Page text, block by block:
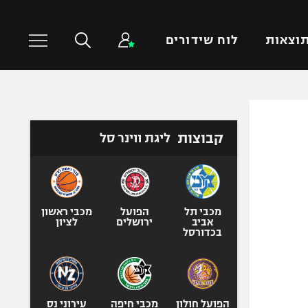
תוצאות לוח שידורים
טניס
כדורעף
ג'ודו
ספורט אולימפי
קבוצות ליגת ווינר סל
מכבי תל
אביב
בכדורסל
הפועל
ירושלים
מכבי ראשון
לציון
הפועל חולון
מכבי חיפה
עירוני נס